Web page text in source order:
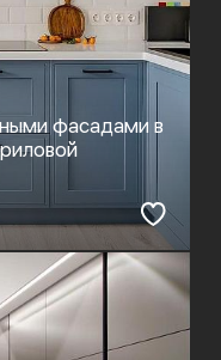
фасадами в